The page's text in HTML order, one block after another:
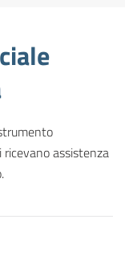
assistenza